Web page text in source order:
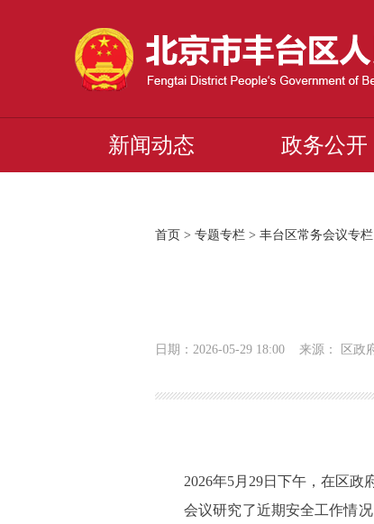
新闻动态 政务公开
首页 > 专题专栏 > 丰台区常务会议专栏
日期：2026-05-29 18:00 来源： 区政
2026年5月29日下午，在区政
会议研究了近期安全工作情